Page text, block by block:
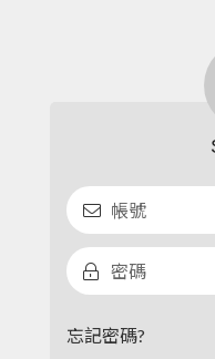
忘記密碼?